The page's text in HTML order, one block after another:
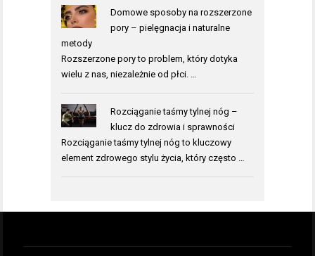
Domowe sposoby na rozszerzone
pory – pielęgnacja i naturalne
metody
Rozszerzone pory to problem, który dotyka
wielu z nas, niezależnie od płci. …
Rozciąganie taśmy tylnej nóg –
klucz do zdrowia i sprawności
Rozciąganie taśmy tylnej nóg to kluczowy
element zdrowego stylu życia, który często …